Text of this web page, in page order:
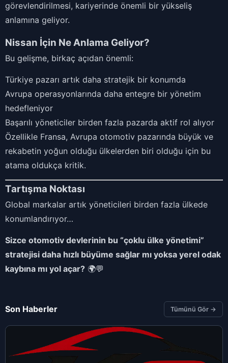
görevlendirilmesi, kariyerinde önemli bir yükseliş
anlamına geliyor.
Nissan İçin Ne Anlama Geliyor?
Bu gelişme, birkaç açıdan önemli:
Türkiye pazarı artık daha stratejik bir konumda
Avrupa operasyonlarında daha entegre bir yönetim
hedefleniyor
Başarılı yöneticiler birden fazla pazarda aktif rol alıyor
Özellikle Fransa, Avrupa otomotiv pazarında büyük ve
rekabetin yoğun olduğu ülkelerden biri olduğu için bu
atama oldukça kritik.
Tartışma Noktası
Global markalar artık yöneticileri birden fazla ülkede
konumlandırıyor…
Sizce otomotiv devlerinin bu “çoklu ülke yönetimi”
stratejisi daha hızlı büyüme sağlar mı yoksa yerel odak
kaybına mı yol açar? 🌍💬
Son Haberler Tümünü Gör →